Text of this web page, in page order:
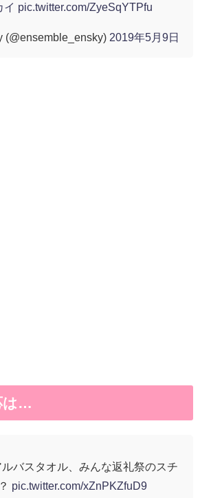
イ pic.twitter.com/ZyeSqYTPfu
2019年5月9日
は…
バスタオル、みんな返礼祭のスチ
pic.twitter.com/xZnPKZfuD9